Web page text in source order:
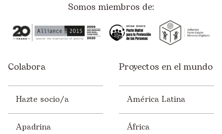
Somos miembros de:
Colabora
Hazte socio/a
Apadrina
Proyectos en el mundo
América Latina
África